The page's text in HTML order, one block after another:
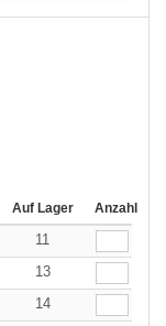
Auf Lager Anzahl
11
13
14